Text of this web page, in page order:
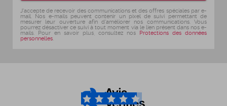
J'accepte de recevoir des communications et des offres spéciales par e-
mail. Nos e-mails peuvent contenir un pixel de suivi permettant de
mesurer leur ouverture afin d'améliorer nos communications. Vous
pourrez désactiver ce suivi à tout moment via le lien présent dans nos e-
mails. Pour en savoir plus, consultez nos Protections des données
personnelles.
4.6/5